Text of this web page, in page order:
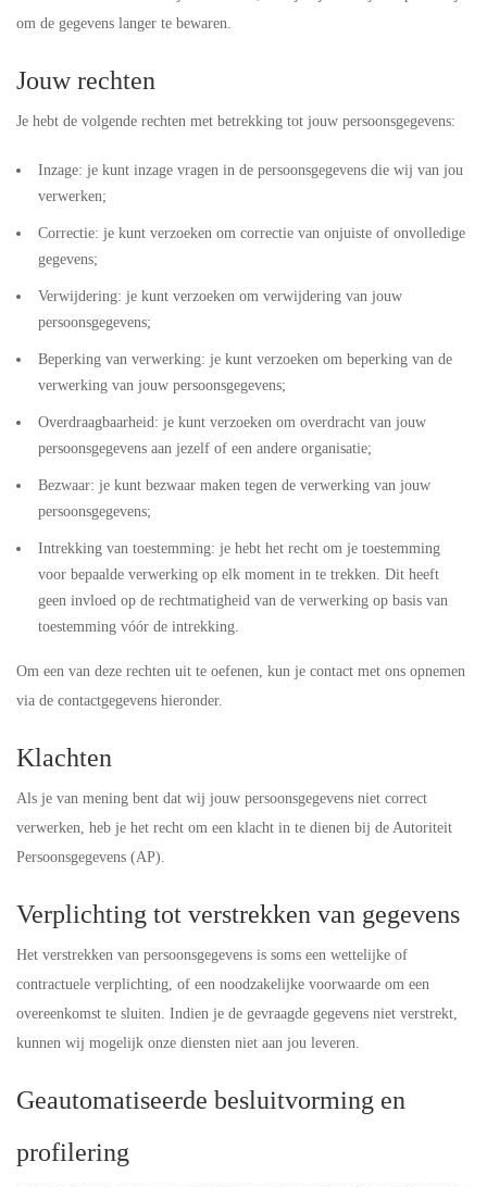
om de gegevens langer te bewaren.
Jouw rechten
Je hebt de volgende rechten met betrekking tot jouw persoonsgegevens:
Inzage: je kunt inzage vragen in de persoonsgegevens die wij van jou
verwerken;
Correctie: je kunt verzoeken om correctie van onjuiste of onvolledige
gegevens;
Verwijdering: je kunt verzoeken om verwijdering van jouw
persoonsgegevens;
Beperking van verwerking: je kunt verzoeken om beperking van de
verwerking van jouw persoonsgegevens;
Overdraagbaarheid: je kunt verzoeken om overdracht van jouw
persoonsgegevens aan jezelf of een andere organisatie;
Bezwaar: je kunt bezwaar maken tegen de verwerking van jouw
persoonsgegevens;
Intrekking van toestemming: je hebt het recht om je toestemming
voor bepaalde verwerking op elk moment in te trekken. Dit heeft
geen invloed op de rechtmatigheid van de verwerking op basis van
toestemming vóór de intrekking.
Om een van deze rechten uit te oefenen, kun je contact met ons opnemen
via de contactgegevens hieronder.
Klachten
Als je van mening bent dat wij jouw persoonsgegevens niet correct
verwerken, heb je het recht om een klacht in te dienen bij de Autoriteit
Persoonsgegevens (AP).
Verplichting tot verstrekken van gegevens
Het verstrekken van persoonsgegevens is soms een wettelijke of
contractuele verplichting, of een noodzakelijke voorwaarde om een
overeenkomst te sluiten. Indien je de gevraagde gegevens niet verstrekt,
kunnen wij mogelijk onze diensten niet aan jou leveren.
Geautomatiseerde besluitvorming en
profilering